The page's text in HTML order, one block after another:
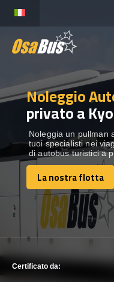
content
NOLEGGIO
DESTINAZIONI
FLOTTA
METTITI IN
METTITI IN
Noleggio
privato a
Noleggia un pullman
tuoi specialisti nei
di autobus turistici a
La nostra flotta
La nostra flotta
Certificato da: